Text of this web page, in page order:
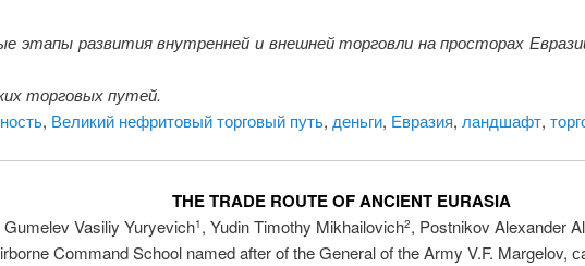
этапы развития внутренней и внешней торговли на просторах
торговых путей.
, Великий нефритовый торговый путь, деньги, Евразия, ландшафт,
THE TRADE ROUTE OF ANCIENT EURASIA
Gumelev Vasiliy Yuryevich1 , Yudin Timothy Mikhailovich2, Postnikov Alexander
Command School named after of the General of the Army V.F. Margelov,